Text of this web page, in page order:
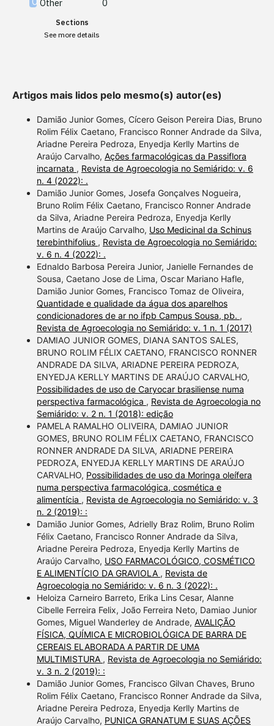
Other 0
Sections
See more details
contrasts the cited claim, and
a label indicating in which
section the citation was
made.
Artigos mais lidos pelo mesmo(s) autor(es)
Damião Junior Gomes, Cícero Geison Pereira Dias, Bruno
Rolim Félix Caetano, Francisco Ronner Andrade da Silva,
Ariadne Pereira Pedroza, Enyedja Kerlly Martins de
Araújo Carvalho, Ações farmacológicas da Passiflora
incarnata , Revista de Agroecologia no Semiárido: v. 6
n. 4 (2022): .
Damião Junior Gomes, Josefa Gonçalves Nogueira,
Bruno Rolim Félix Caetano, Francisco Ronner Andrade
da Silva, Ariadne Pereira Pedroza, Enyedja Kerlly
Martins de Araújo Carvalho, Uso Medicinal da Schinus
terebinthifolius , Revista de Agroecologia no Semiárido:
v. 6 n. 4 (2022): .
Ednaldo Barbosa Pereira Junior, Janielle Fernandes de
Sousa, Caetano Jose de Lima, Oscar Mariano Hafle,
Damião Junior Gomes, Francisco Tomaz de Oliveira,
Quantidade e qualidade da água dos aparelhos
condicionadores de ar no ifpb Campus Sousa, pb. ,
Revista de Agroecologia no Semiárido: v. 1 n. 1 (2017)
DAMIAO JUNIOR GOMES, DIANA SANTOS SALES,
BRUNO ROLIM FÉLIX CAETANO, FRANCISCO RONNER
ANDRADE DA SILVA, ARIADNE PEREIRA PEDROZA,
ENYEDJA KERLLY MARTINS DE ARAÚJO CARVALHO,
Possibilidades de uso de Caryocar brasiliense numa
perspectiva farmacológica , Revista de Agroecologia no
Semiárido: v. 2 n. 1 (2018): edição
PAMELA RAMALHO OLIVEIRA, DAMIAO JUNIOR
GOMES, BRUNO ROLIM FÉLIX CAETANO, FRANCISCO
RONNER ANDRADE DA SILVA, ARIADNE PEREIRA
PEDROZA, ENYEDJA KERLLY MARTINS DE ARAÚJO
CARVALHO, Possibilidades de uso da Moringa oleífera
numa perspectiva farmacológica, cosmética e
alimentícia , Revista de Agroecologia no Semiárido: v. 3
n. 2 (2019): :
Damião Junior Gomes, Adrielly Braz Rolim, Bruno Rolim
Félix Caetano, Francisco Ronner Andrade da Silva,
Ariadne Pereira Pedroza, Enyedja Kerlly Martins de
Araújo Carvalho, USO FARMACOLÓGICO, COSMÉTICO
E ALIMENTÍCIO DA GRAVIOLA , Revista de
Agroecologia no Semiárido: v. 6 n. 3 (2022): .
Heloiza Carneiro Barreto, Erika Lins Cesar, Alanne
Cibelle Ferreira Felix, João Ferreira Neto, Damiao Junior
Gomes, Miguel Wanderley de Andrade, AVALIÇÃO
FÍSICA, QUÍMICA E MICROBIOLÓGICA DE BARRA DE
CEREAIS ELABORADA A PARTIR DE UMA
MULTIMISTURA , Revista de Agroecologia no Semiárido:
v. 3 n. 2 (2019): :
Damião Junior Gomes, Francisco Gilvan Chaves, Bruno
Rolim Félix Caetano, Francisco Ronner Andrade da Silva,
Ariadne Pereira Pedroza, Enyedja Kerlly Martins de
Araújo Carvalho, PUNICA GRANATUM E SUAS AÇÕES